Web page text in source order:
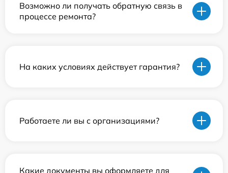
Возможно ли получать обратную связь в
процессе ремонта?
На каких условиях действует гарантия?
Работаете ли вы с организациями?
Какие документы вы оформляете для